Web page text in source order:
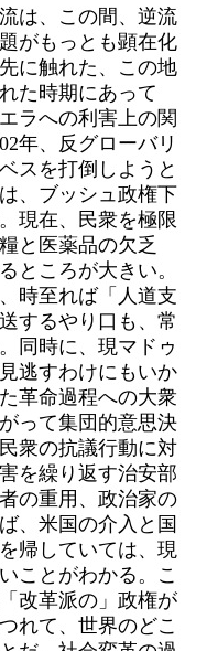
は、この間、逆流
がもっとも顕在化
に触れた、この地
た時期にあって
ラへの利害上の関
年、反グローバリ
スを打倒しようと
、ブッシュ政権下
現在、民衆を極限
と医薬品の欠乏
ところが大きい。
時至れば「人道支
するやり口も、常
同時に、現マドゥ
逃すわけにもいか
革命過程への大衆
って集団的意思決
衆の抗議行動に対
を繰り返す治安部
の重用、政治家の
、米国の介入と国
帰していては、現
ことがわかる。こ
改革派の」政権が
れて、世界のどこ